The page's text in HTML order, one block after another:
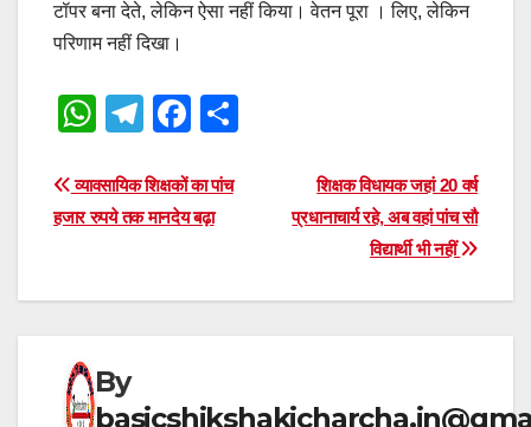
टॉपर बना देते, लेकिन ऐसा नहीं किया। वेतन पूरा । लिए, लेकिन
परिणाम नहीं दिखा।
W
at
s
p
T
e
gr
m
F
c
e
o
Post
navigation
शिक्षक विधायक जहां 20 वर्ष
प्रधानाचार्य रहे, अब वहां पांच सौ
विद्यार्थी भी नहीं
व्यावसायिक शिक्षकों का पांच
हजार रुपये तक मानदेय बढ़ा
By